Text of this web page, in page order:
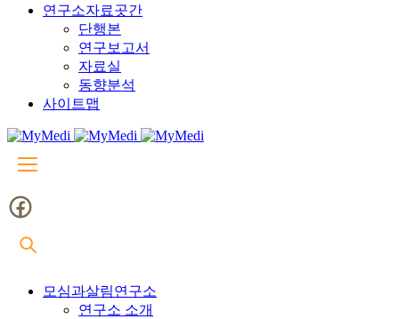
연구소자료곳간
단행본
연구보고서
자료실
동향분석
사이트맵
모심과살림연구소
연구소 소개